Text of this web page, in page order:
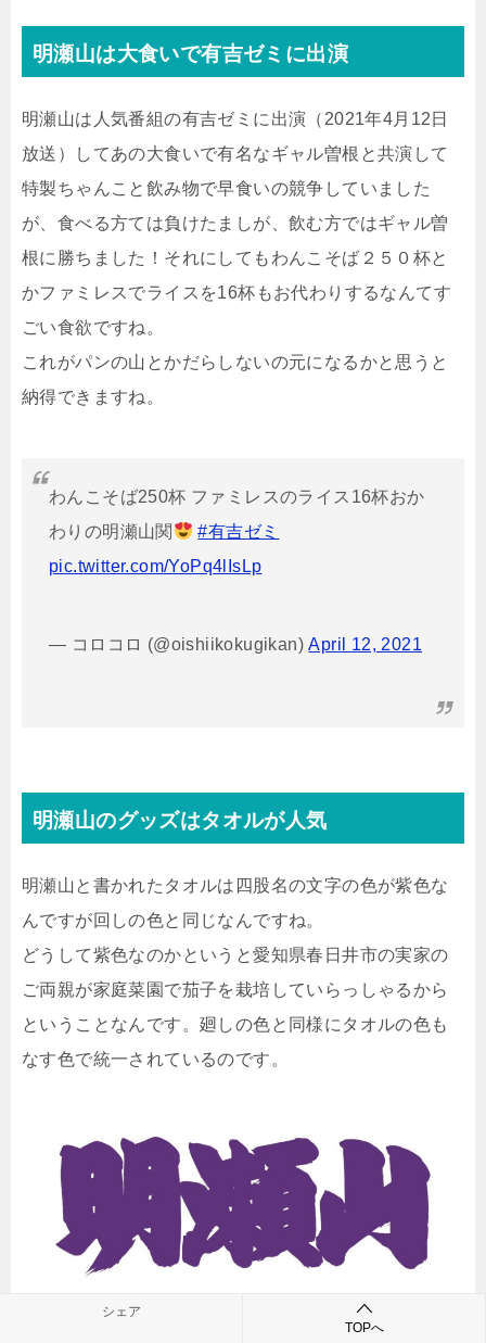
明瀬山は大食いで有吉ゼミに出演
明瀬山は人気番組の有吉ゼミに出演（2021年4月12日
放送）してあの大食いで有名なギャル曽根と共演して
特製ちゃんこと飲み物で早食いの競争していました
が、食べる方ては負けたましが、飲む方ではギャル曽
根に勝ちました！それにしてもわんこそば２５０杯と
かファミレスでライスを16杯もお代わりするなんてす
ごい食欲ですね。
これがパンの山とかだらしないの元になるかと思うと
納得できますね。
わんこそば250杯 ファミレスのライス16杯おか
わりの明瀬山関
#有吉ゼミ
pic.twitter.com/YoPq4lIsLp
— コロコロ (@oishiikokugikan)April 12, 2021
明瀬山のグッズはタオルが人気
明瀬山と書かれたタオルは四股名の文字の色が紫色な
んですが回しの色と同じなんですね。
どうして紫色なのかというと愛知県春日井市の実家の
ご両親が家庭菜園で茄子を栽培していらっしゃるから
ということなんです。廻しの色と同様にタオルの色も
なす色で統一されているのです。
そしてタオルの売れ行きは完売になるほど人気なので
シェア
TOPへ